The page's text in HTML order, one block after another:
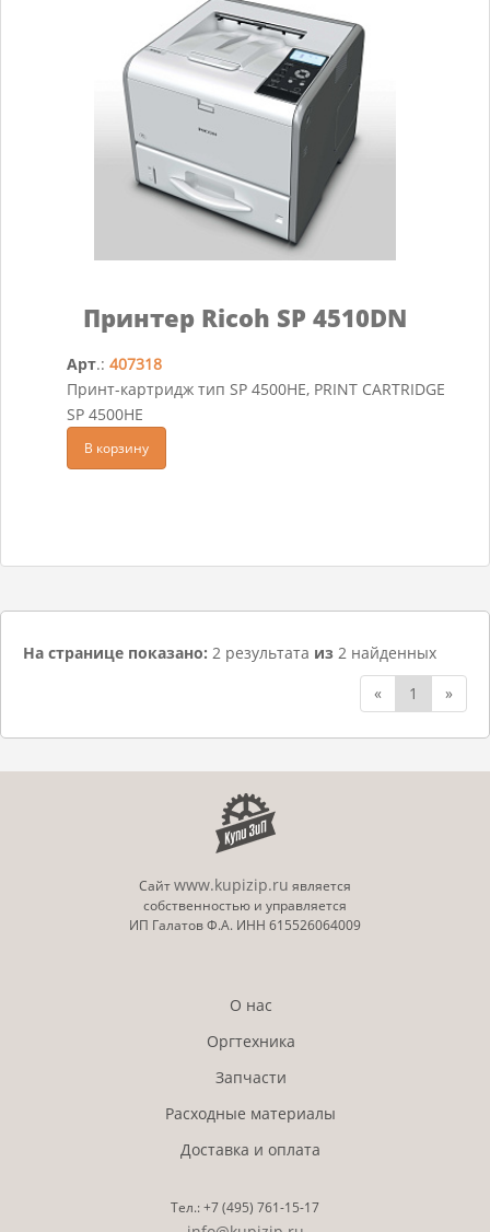
Принтер Ricoh SP 4510DN
Арт.: 407318
Принт-картридж тип SP 4500HE, PRINT CARTRIDGE
SP 4500HE
В корзину
На странице показано: 2 результата из 2 найденных
«
1 »
Сайтwww.kupizip.ru является
собственностью и управляется
ИП Галатов Ф.А. ИНН 615526064009
О нас
Оргтехника
Запчасти
Расходные материалы
Доставка и оплата
Тел.:+7 (495) 761-15-17